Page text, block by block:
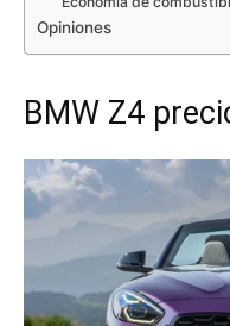
Opiniones
BMW Z4